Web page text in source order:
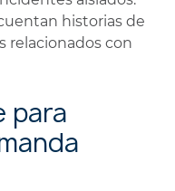
historias de
relacionados con
para